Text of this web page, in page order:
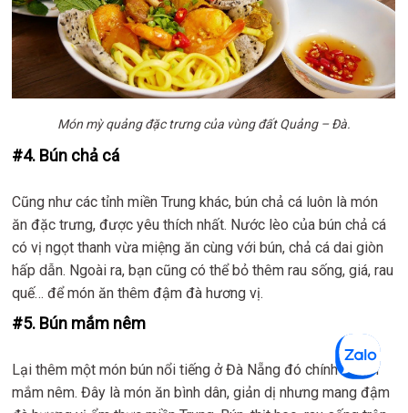
Món mỳ quảng đặc trưng của vùng đất Quảng – Đà.
#4. Bún chả cá
Cũng như các tỉnh miền Trung khác, bún chả cá luôn là món
ăn đặc trưng, được yêu thích nhất. Nước lèo của bún chả cá
có vị ngọt thanh vừa miệng ăn cùng với bún, chả cá dai giòn
hấp dẫn. Ngoài ra, bạn cũng có thể bỏ thêm rau sống, giá, rau
quế… để món ăn thêm đậm đà hương vị.
#5. Bún mắm nêm
Lại thêm một món bún nổi tiếng ở Đà Nẵng đó chính là bún
mắm nêm. Đây là món ăn bình dân, giản dị nhưng mang đậm